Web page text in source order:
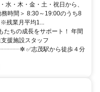
水・木・金・土・祝日から、
時間＞ 8:30～19:00のうち8
残業月平均1...
たちの成長をサポート！ 年間
援施設スタッフ
✅志茂駅から徒歩４分